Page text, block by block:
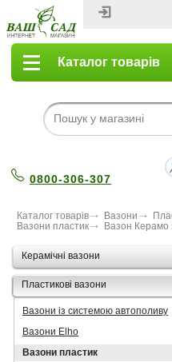
Каталог товарів
0800-306-307
Каталог товарів Вазони
Вазони пластик
Вазон Керамо
Керамічні вазони
Пластикові вазони
Вазони із системою автополиву
Вазони Elho
Вазони пластик